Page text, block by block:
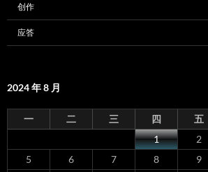
创作
应答
2024 年 8 月
一 二 三 四 五
1
2
5
6 7 8 9